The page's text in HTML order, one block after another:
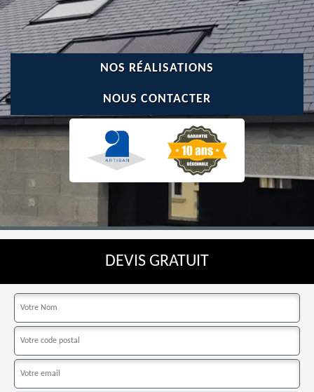
NOS RÉALISATIONS
NOUS CONTACTER
DEVIS GRATUIT